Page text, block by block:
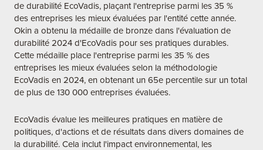
de durabilité EcoVadis, plaçant l'entreprise parmi les 35 %
des entreprises les mieux évaluées par l'entité cette année.
Okin a obtenu la médaille de bronze dans l'évaluation de
durabilité 2024 d'EcoVadis pour ses pratiques durables.
Cette médaille place l'entreprise parmi les 35 % des
entreprises les mieux évaluées selon la méthodologie
EcoVadis en 2024, en obtenant un 65e percentile sur un total
de plus de 130 000 entreprises évaluées.
EcoVadis évalue les meilleures pratiques en matière de
politiques, d'actions et de résultats dans divers domaines de
la durabilité. Cela inclut l'impact environnemental, les